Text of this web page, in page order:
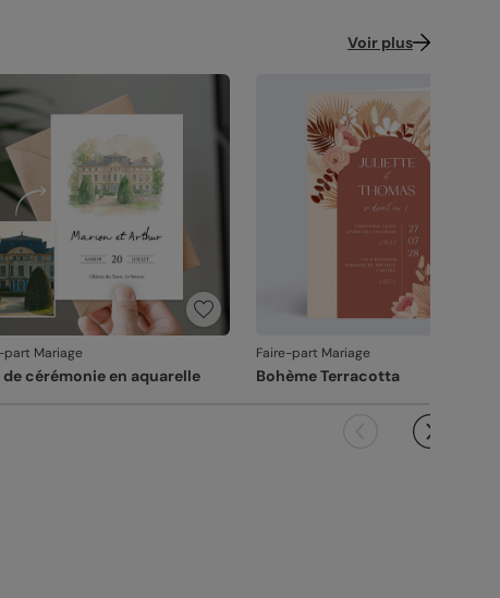
revanche, si le point concerne la personnalisation
avez validée (texte, photo, mise en page), le
ne pourra pas être repris.
Voir plus
part Mariage
de cérémonie en aquarelle
Faire-part Mariage
Bohème Terracotta